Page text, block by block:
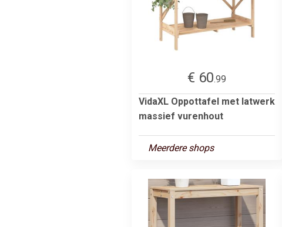
€ 60.99
VidaXL Oppottafel met latwerk
massief vurenhout
Meerdere shops